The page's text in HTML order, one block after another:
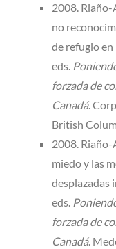
2008. Riaño-
no
de refugio en
eds.
forzada de
Canadá.
British
2008. Riaño-
miedo y las
desplazadas
eds.
forzada de
Canadá.